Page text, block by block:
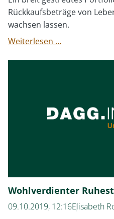
Rückkaufsbeträge von
wachsen lassen.
Weiterlesen …Rückkaufswert
Wohlverdienter
09.10.2019, 12:16Elisabeth